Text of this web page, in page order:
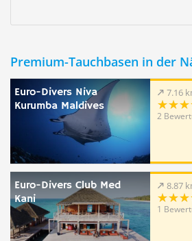
Premium-Tauchbasen in der
Euro-Divers Niva
Kurumba Maldives
7.16
2
Euro-Divers Club Med
Kani
8.87
1